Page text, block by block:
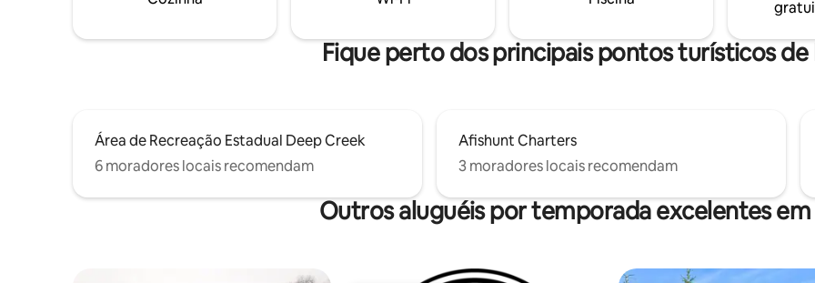
cabana também possui amplo espaço de
confortável e privada.
Fique perto dos principais pontos turísticos de
Área de Recreação Estadual Deep Creek
6 moradores locais recomendam
Afishunt Charters
3 moradores locais recomendam
Outros aluguéis por temporada excelentes